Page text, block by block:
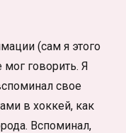
(сам я этого
мог говорить. Я
свое
в хоккей, как
Вспоминал,